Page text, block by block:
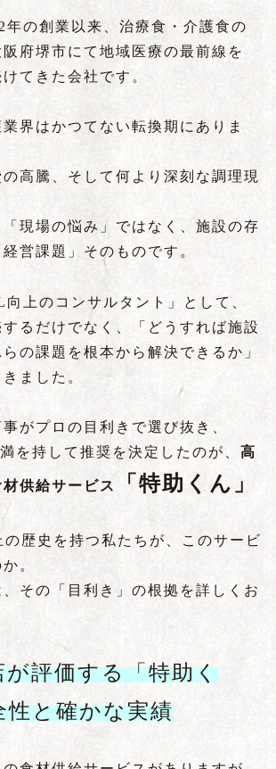
年の創業以来、治療食・介護食の
府堺市にて地域医療の最前線を
てきた会社です。
界はかつてない転換期にありま
高騰、そして何より深刻な調理現
現場の悩み」ではなく、施設の存
営課題」そのものです。
上のコンサルタント」として、
るだけでなく、「どうすれば施設
の課題を根本から解決できるか」
ました。
がプロの目利きで選び抜き、
を持して推奨を決定したのが、 高
供給サービス 「特助くん」
の歴史を持つ私たちが、このサービ
。
その「目利き」の根拠を詳しくお
が評価する「特助く
性と確かな実績